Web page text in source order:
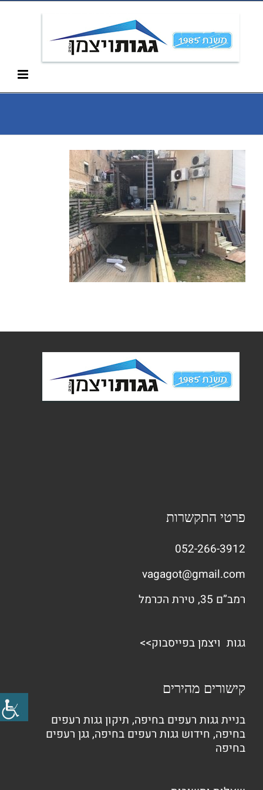
Skip
content
פרטי התקשרות
052-266-3912
vagagot@gmail.com
רמב”ם 35, טירת הכרמל
גגות ויצמן בפייסבוק>>
קישורים מהירים
בניית גגות רעפים בחיפה, תיקון גגות רעפים
בחיפה, חידוש גגות רעפים בחיפה,גגן רעפים
בחיפה